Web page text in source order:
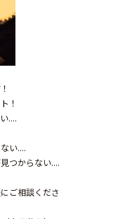
！
....
い....
つからない....
ご相談くださ